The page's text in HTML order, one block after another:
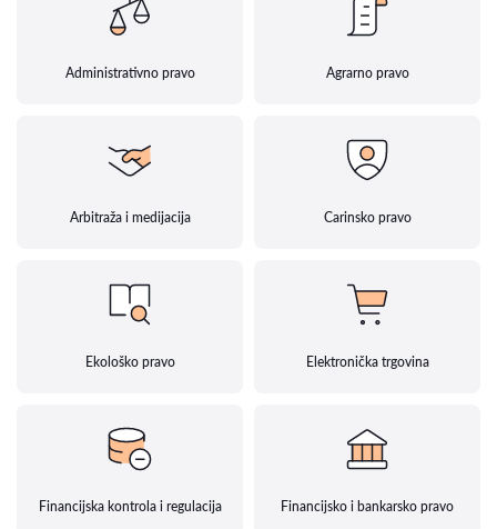
Administrativno pravo Agrarno pravo
Arbitraža i medijacija Carinsko pravo
Ekološko pravo Elektronička trgovina
Financijska kontrola i regulacija Financijsko i bankarsko pravo